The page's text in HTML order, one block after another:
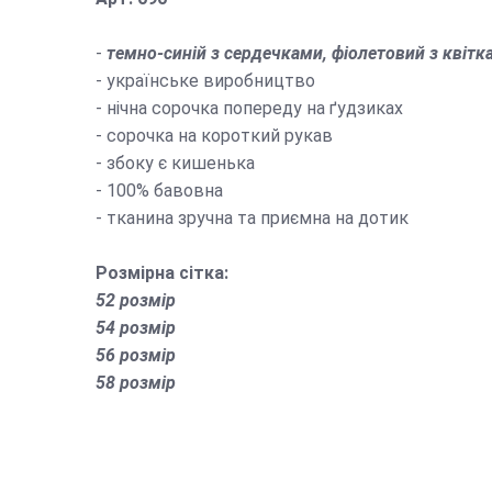
- темно-синій з сердечками, фіолетовий з
- українське виробництво
- нічна сорочка попереду на ґудзиках
- сорочка на короткий рукав
- збоку є кишенька
- 100% бавовна
- тканина зручна та приємна на дотик
Розмірна сітка:
52 розмір
54 розмір
56 розмір
58 розмір